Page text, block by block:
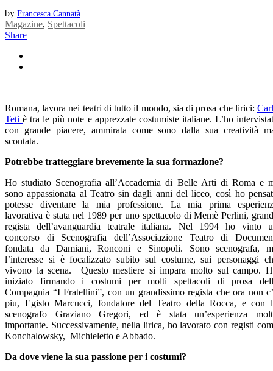
by Francesca Cannatà
Magazine, Spettacoli
Share
Romana, lavora nei teatri di tutto il mondo, sia di prosa che lirici:
Tetiè tra le più note e apprezzate costumiste italiane. L’ho
con grande piacere, ammirata come sono dalla sua creatività
scontata.
Potrebbe tratteggiare brevemente la sua formazione?
Ho studiato Scenografia all’Accademia di Belle Arti di Roma e
sono appassionata al Teatro sin dagli anni del liceo, così ho
potesse diventare la mia professione. La mia prima
lavorativa è stata nel 1989 per uno spettacolo di Memè Perlini,
regista dell’avanguardia teatrale italiana. Nel 1994 ho vinto
concorso di Scenografia dell’Associazione Teatro di
fondata da Damiani, Ronconi e Sinopoli. Sono scenografa,
l’interesse si è focalizzato subito sul costume, sui personaggi
vivono la scena. Questo mestiere si impara molto sul campo.
iniziato firmando i costumi per molti spettacoli di prosa
Compagnia “I Fratellini”, con un grandissimo regista che ora non
piu, Egisto Marcucci, fondatore del Teatro della Rocca, e con
scenografo Graziano Gregori, ed è stata un’esperienza
importante. Successivamente, nella lirica, ho lavorato con registi
Konchalowsky, Michieletto e Abbado.
Da dove viene la sua passione per i costumi?